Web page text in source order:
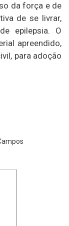
da força e de
de se livrar,
epilepsia. O
apreendido,
para adoção